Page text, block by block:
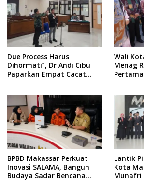
Due Process Harus
Dihormati”, Dr Andi Cibu
Paparkan Empat Cacat
Wali
Menag
BPBD Makassar Perkuat
Inovasi SALAMA, Bangun
Budaya Sadar Bencana
Lantik
Kota
Munafri